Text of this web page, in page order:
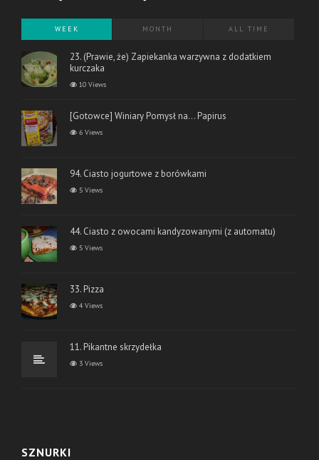
WEEK MONTH ALL TIME
23. (Prawie, że) Zapiekanka warzywna z dodatkiem
kurczaka
10 Views
[Gotowce] Winiary Pomysł na… Papirus
6 Views
94. Ciasto jogurtowe z borówkami
5 Views
44. Ciasto z owocami kandyzowanymi (z automatu)
5 Views
33. Pizza
4 Views
11. Pikantne skrzydełka
3 Views
SZNURKI